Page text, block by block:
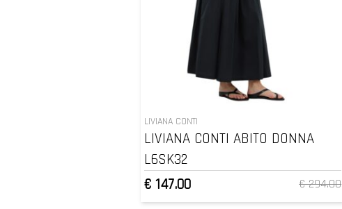
LIVIANA CONTI
LIVIANA CONTI ABITO DONNA
L6SK32
€ 147.00
€ 294.00